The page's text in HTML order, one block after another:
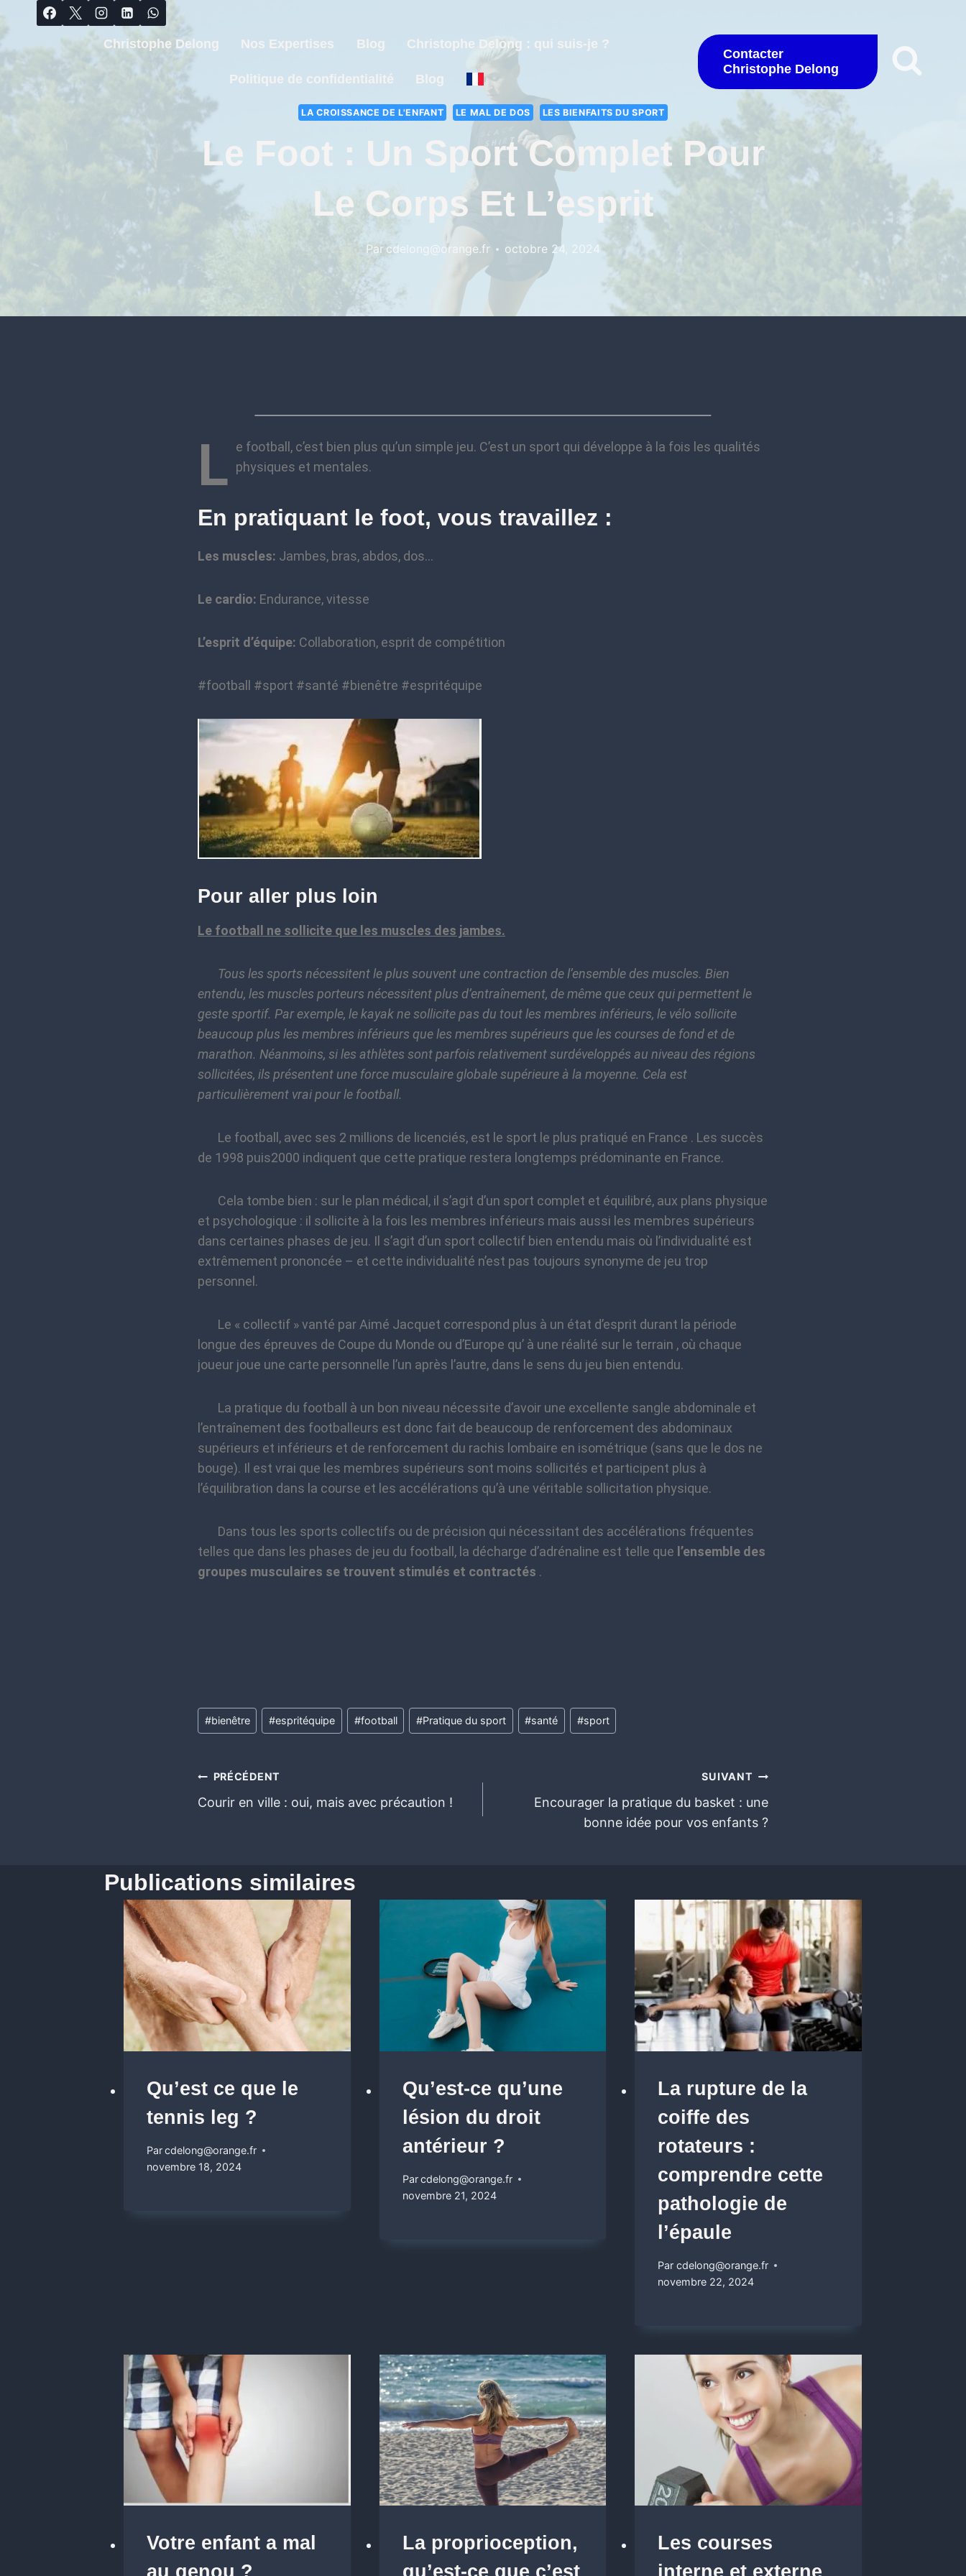
Christophe Delong Nos Expertises Blog Christophe Delong : qui suis-je ?
Politique de confidentialité Blog
Contacter
Christophe Delong
LA CROISSANCE DE L'ENFANT LE MAL DE DOS LES BIENFAITS DU SPORT
Le Foot : Un Sport Complet Pour
Le Corps Et L’esprit
Par cdelong@orange.fr octobre 24, 2024
L e football, c’est bien plus qu’un simple jeu. C’est un sport qui développe à la fois les qualités
physiques et mentales.
En pratiquant le foot, vous travaillez :
Les muscles: Jambes, bras, abdos, dos…
Le cardio: Endurance, vitesse
L’esprit d’équipe: Collaboration, esprit de compétition
#football #sport #santé #bienêtre #espritéquipe
Pour aller plus loin
Le football ne sollicite que les muscles des jambes.
Tous les sports nécessitent le plus souvent une contraction de l’ensemble des muscles. Bien
entendu, les muscles porteurs nécessitent plus d’entraînement, de même que ceux qui permettent le
geste sportif. Par exemple, le kayak ne sollicite pas du tout les membres inférieurs, le vélo sollicite
beaucoup plus les membres inférieurs que les membres supérieurs que les courses de fond et de
marathon. Néanmoins, si les athlètes sont parfois relativement surdéveloppés au niveau des régions
sollicitées, ils présentent une force musculaire globale supérieure à la moyenne. Cela est
particulièrement vrai pour le football.
Le football, avec ses 2 millions de licenciés, est le sport le plus pratiqué en France . Les succès
de 1998 puis2000 indiquent que cette pratique restera longtemps prédominante en France.
Cela tombe bien : sur le plan médical, il s’agit d’un sport complet et équilibré, aux plans physique
et psychologique : il sollicite à la fois les membres inférieurs mais aussi les membres supérieurs
dans certaines phases de jeu. Il s’agit d’un sport collectif bien entendu mais où l’individualité est
extrêmement prononcée – et cette individualité n’est pas toujours synonyme de jeu trop
personnel.
Le « collectif » vanté par Aimé Jacquet correspond plus à un état d’esprit durant la période
longue des épreuves de Coupe du Monde ou d’Europe qu’ à une réalité sur le terrain , où chaque
joueur joue une carte personnelle l’un après l’autre, dans le sens du jeu bien entendu.
La pratique du football à un bon niveau nécessite d’avoir une excellente sangle abdominale et
l’entraînement des footballeurs est donc fait de beaucoup de renforcement des abdominaux
supérieurs et inférieurs et de renforcement du rachis lombaire en isométrique (sans que le dos ne
bouge). Il est vrai que les membres supérieurs sont moins sollicités et participent plus à
l’équilibration dans la course et les accélérations qu’à une véritable sollicitation physique.
Dans tous les sports collectifs ou de précision qui nécessitant des accélérations fréquentes
telles que dans les phases de jeu du football, la décharge d’adrénaline est telle que l’ensemble des
groupes musculaires se trouvent stimulés et contractés .
#bienêtre #espritéquipe #football #Pratique du sport #santé #sport
PRÉCÉDENT
Courir en ville : oui, mais avec précaution !
SUIVANT
Encourager la pratique du basket : une
bonne idée pour vos enfants ?
Publications similaires
Qu’est ce que le
tennis leg ?
Parcdelong@orange.fr
novembre 18, 2024
Qu’est-ce qu’une
lésion du droit
antérieur ?
Parcdelong@orange.fr
novembre 21, 2024
La rupture de la
coiffe des
rotateurs :
comprendre cette
pathologie de
l’épaule
Par cdelong@orange.fr
novembre 22, 2024
Votre enfant a mal
La proprioception,
Les courses